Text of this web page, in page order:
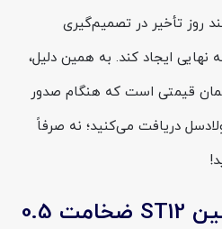
روز تأخیر در تصمیم‌گیری
نهایی ایجاد کند. به همین دلیل،
همان قیمتی است که هنگام صدور
دریافت می‌کنید؛ نه صرفاً
خرید ورق روغنی چین ST12 ضخامت 0.5